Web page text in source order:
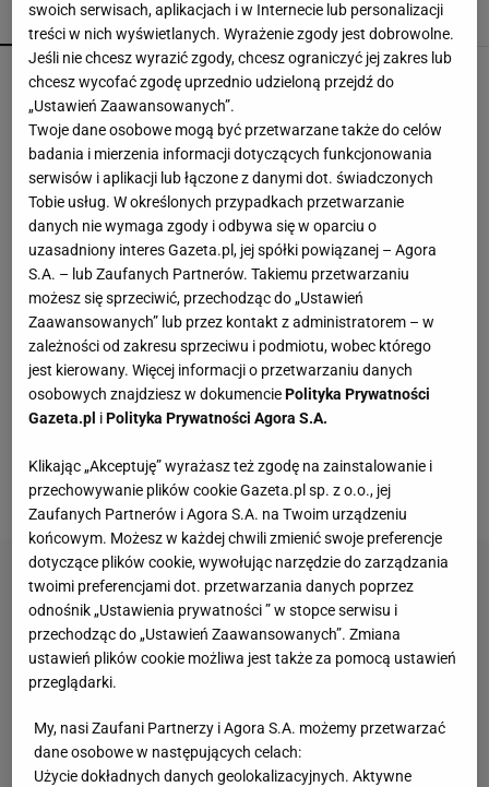
POPULARNE NAJNOWSZE
Mniej niż 50 zł, a pachną luksusem. Te perfumy
z Rossmanna pachną godzinami
CCC przeceniło sandałki Gino Rossi o prawie 100
zł
Wróciła do prowadzenia samochodu po 12-
letniej przerwie. Mówi, co pomogło jej
przełamać strach
MATERIAŁ PROMOCYJNY
Czółenka Lasocki aż 40% taniej. Kupisz je za
niewiele ponad 100 zł
Skórzane baleriny z Sinsay za 79,99 zł. Ten
model Mary Jane wygląda znacznie drożej
swoich serwisach, aplikacjach i w Internecie lub personalizacji
treści w nich wyświetlanych. Wyrażenie zgody jest dobrowolne.
Jeśli nie chcesz wyrazić zgody, chcesz ograniczyć jej zakres lub
chcesz wycofać zgodę uprzednio udzieloną przejdź do
„Ustawień Zaawansowanych”.
Twoje dane osobowe mogą być przetwarzane także do celów
badania i mierzenia informacji dotyczących funkcjonowania
serwisów i aplikacji lub łączone z danymi dot. świadczonych
Tobie usług. W określonych przypadkach przetwarzanie
danych nie wymaga zgody i odbywa się w oparciu o
uzasadniony interes Gazeta.pl, jej spółki powiązanej – Agora
S.A. – lub Zaufanych Partnerów. Takiemu przetwarzaniu
możesz się sprzeciwić, przechodząc do „Ustawień
Zaawansowanych” lub przez kontakt z administratorem – w
zależności od zakresu sprzeciwu i podmiotu, wobec którego
jest kierowany. Więcej informacji o przetwarzaniu danych
osobowych znajdziesz w dokumencie Polityka Prywatności
Gazeta.pl i Polityka Prywatności Agora S.A.
Klikając „Akceptuję” wyrażasz też zgodę na zainstalowanie i
przechowywanie plików cookie Gazeta.pl sp. z o.o., jej
Zaufanych Partnerów i Agora S.A. na Twoim urządzeniu
końcowym. Możesz w każdej chwili zmienić swoje preferencje
dotyczące plików cookie, wywołując narzędzie do zarządzania
twoimi preferencjami dot. przetwarzania danych poprzez
odnośnik „Ustawienia prywatności ” w stopce serwisu i
przechodząc do „Ustawień Zaawansowanych”. Zmiana
ustawień plików cookie możliwa jest także za pomocą ustawień
przeglądarki.
My, nasi Zaufani Partnerzy i Agora S.A. możemy przetwarzać
dane osobowe w następujących celach:
Użycie dokładnych danych geolokalizacyjnych. Aktywne